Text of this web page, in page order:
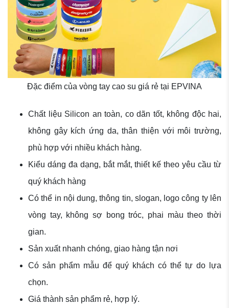
Đặc điểm của vòng tay cao su giá rẻ tại EPVINA
Chất liệu Silicon an toàn, co dãn tốt, không độc hai,
không gây kích ứng da, thân thiện với môi trường,
phù hợp với nhiều khách hàng.
Kiểu dáng đa dạng, bắt mắt, thiết kế theo yêu cầu từ
quý khách hàng
Có thể in nội dung, thông tin, slogan, logo công ty lên
vòng tay, không sợ bong tróc, phai màu theo thời
gian.
Sản xuất nhanh chóng, giao hàng tận nơi
Có sản phẩm mẫu để quý khách có thể tự do lựa
chọn.
Giá thành sản phẩm rẻ, hợp lý.